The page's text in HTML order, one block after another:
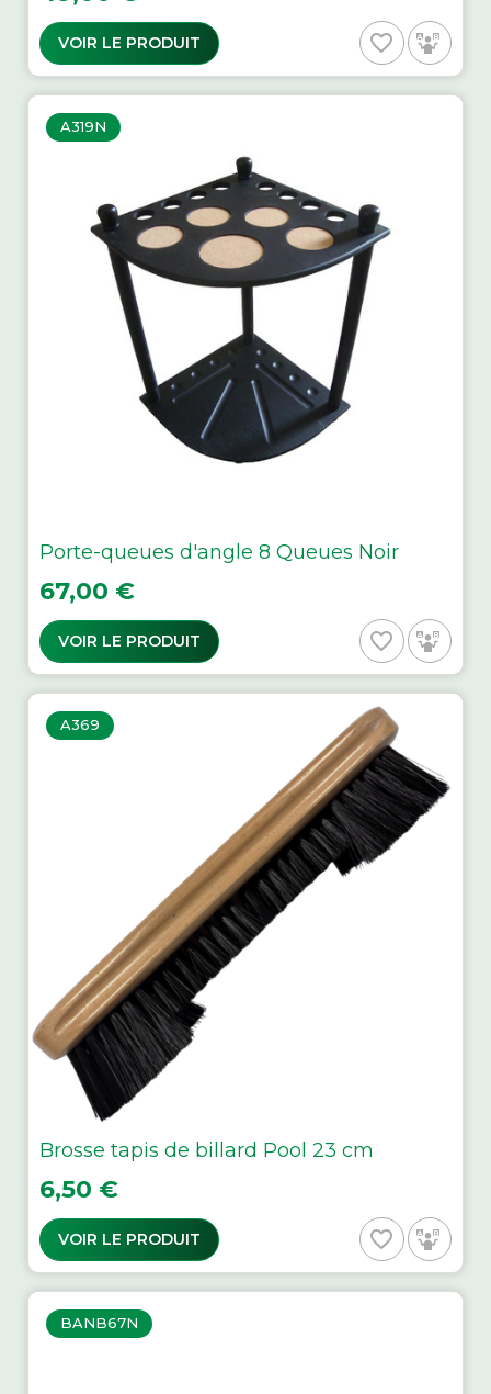
VOIR LE PRODUIT favorite_border
A319N
Porte-queues d'angle 8 Queues Noir
Prix
67,00 €
VOIR LE PRODUIT favorite_border
A369
Brosse tapis de billard Pool 23 cm
Prix
6,50 €
VOIR LE PRODUIT favorite_border
BANB67N